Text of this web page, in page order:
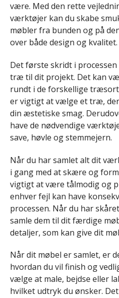
være. Med den rette
værktøjer kan du skabe
møbler fra bunden og på
over både design og kvalitet.
Det første skridt i
træ til dit projekt. Det kan
rundt i de forskellige
er vigtigt at vælge et træ,
din æstetiske smag.
have de nødvendige
save, høvle og stemmejern.
Når du har samlet alt dit
i gang med at skære og
vigtigt at være tålmodig og
enhver fejl kan have
processen. Når du har
samle dem til dit færdige
detaljer, som kan give dit
Når dit møbel er samlet, er
hvordan du vil finish og
vælge at male, bejdse eller
hvilket udtryk du ønsker.